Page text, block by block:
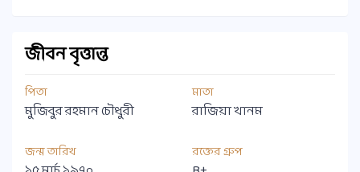
জীবন বৃত্তান্ত
পিতা
মুজিবুর রহমান চৌধুরী
মাতা
রাজিয়া খানম
জন্ম তারিখ রক্তের গ্রুপ